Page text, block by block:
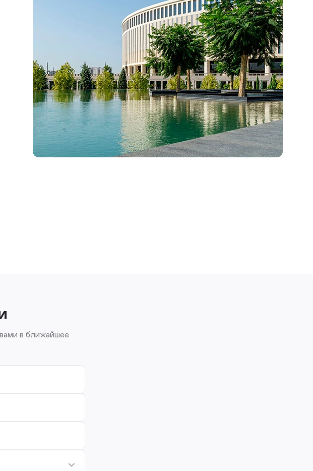
в ближайшее